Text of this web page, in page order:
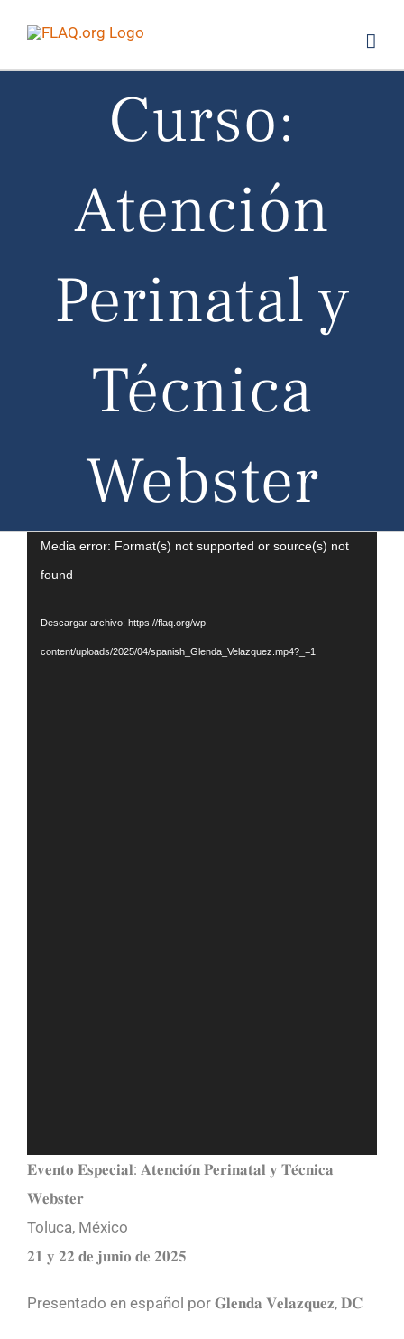
contenido
Curso:
Atención
Perinatal y
Técnica
Webster
Reproductor
de
Media error: Format(s) not supported or source(s) not
found
Descargar archivo: https://flaq.org/wp-
content/uploads/2025/04/spanish_Glenda_Velazquez.mp4?_=1
𝐄𝐯𝐞𝐧𝐭𝐨 𝐄𝐬𝐩𝐞𝐜𝐢𝐚𝐥: 𝐀𝐭𝐞𝐧𝐜𝐢𝐨́𝐧 𝐏𝐞𝐫𝐢𝐧𝐚𝐭𝐚𝐥 𝐲 𝐓𝐞́𝐜𝐧𝐢𝐜𝐚
𝐖𝐞𝐛𝐬𝐭𝐞𝐫
Toluca, México
𝟐𝟏 𝐲 𝟐𝟐 𝐝𝐞 𝐣𝐮𝐧𝐢𝐨 𝐝𝐞 𝟐𝟎𝟐𝟓
Presentado en español por 𝐆𝐥𝐞𝐧𝐝𝐚 𝐕𝐞𝐥𝐚𝐳𝐪𝐮𝐞𝐳, 𝐃𝐂